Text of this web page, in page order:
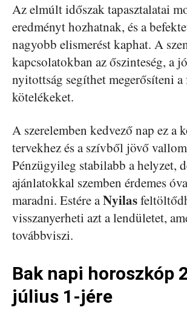
Az elmúlt időszak tapasztalatai
eredményt hozhatnak, és a
nagyobb elismerést kaphat. A
kapcsolatokban az őszinteség, a
nyitottság segíthet megerősíteni a
kötelékeket.
A szerelemben kedvező nap ez a
tervekhez és a szívből jövő
Pénzügyileg stabilabb a helyzet,
ajánlatokkal szemben érdemes
maradni. Estére aNyilas
visszanyerheti azt a lendületet,
továbbviszi.
Bak napi horoszkóp
július 1-jére